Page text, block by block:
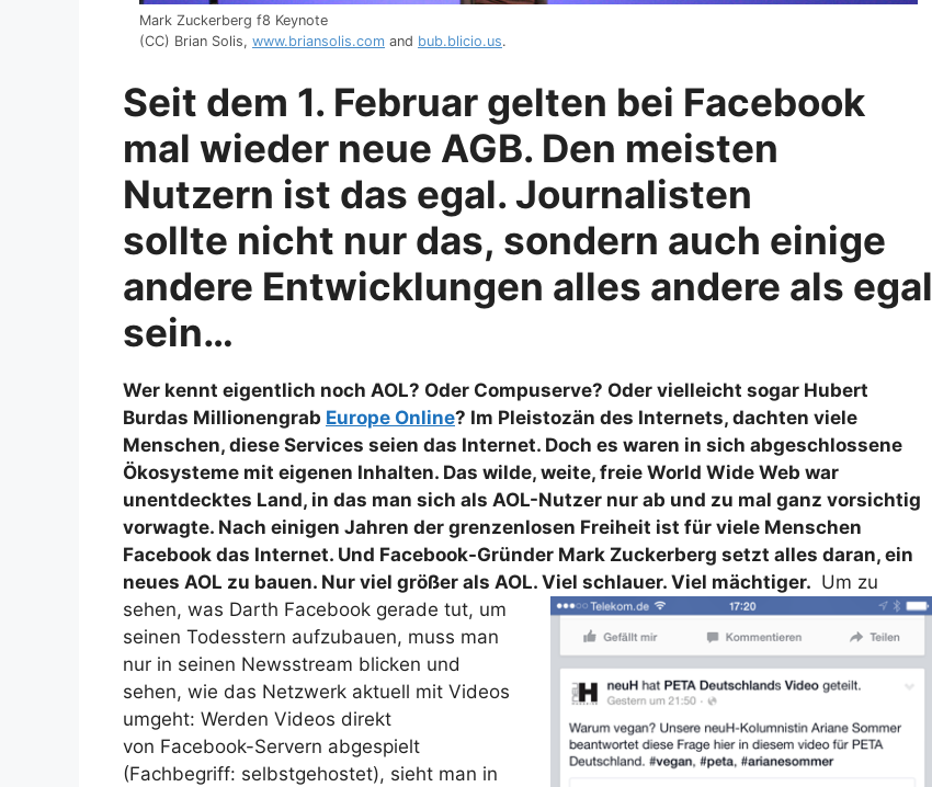
Mark Zuckerberg f8 Keynote
(CC) Brian Solis, www.briansolis.com and bub.blicio.us.
Seit dem 1. Februar gelten bei Facebook
mal wieder neue AGB. Den meisten
Nutzern ist das egal. Journalisten
sollte nicht nur das, sondern auch einige
andere Entwicklungen alles andere als egal
sein…
Wer kennt eigentlich noch AOL? Oder Compuserve? Oder vielleicht sogar Hubert
Burdas Millionengrab Europe Online? Im Pleistozän des Internets, dachten viele
Menschen, diese Services seien das Internet. Doch es waren in sich abgeschlossene
Ökosysteme mit eigenen Inhalten. Das wilde, weite, freie World Wide Web war
unentdecktes Land, in das man sich als AOL-Nutzer nur ab und zu mal ganz vorsichtig
vorwagte. Nach einigen Jahren der grenzenlosen Freiheit ist für viele Menschen
Facebook das Internet. Und Facebook-Gründer Mark Zuckerberg setzt alles daran, ein
neues AOL zu bauen. Nur viel größer als AOL. Viel schlauer. Viel mächtiger. Um zu
sehen, was Darth Facebook gerade tut, um
seinen Todesstern aufzubauen, muss man
nur in seinen Newsstream blicken und
sehen, wie das Netzwerk aktuell mit Videos
umgeht: Werden Videos direkt
von Facebook-Servern abgespielt
(Fachbegriff: selbstgehostet), sieht man in